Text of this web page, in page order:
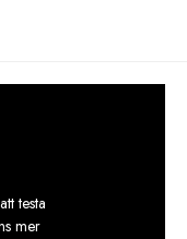
testa
mer